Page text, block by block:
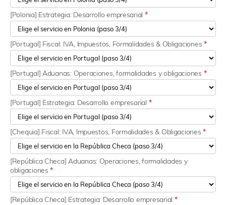
[Polonia] Estrategia: Desarrollo empresarial *
[Portugal] Fiscal: IVA, Impuestos, Formalidades & Obligaciones *
[Portugal] Aduanas: Operaciones, formalidades y obligaciones *
[Portugal] Estrategia: Desarrollo empresarial *
[Chequia] Fiscal: IVA, Impuestos, Formalidades & Obligaciones*
[República Checa] Aduanas: Operaciones, formalidades y
obligaciones*
[República Checa] Estrategia: Desarrollo empresarial *